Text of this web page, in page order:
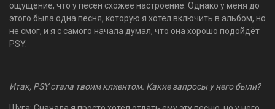
ощущение, что у песен схожее настроение. Однако у меня до
этого была одна песня, которую я хотел включить в альбом, но
не смог, и я с самого начала думал, что она хорошо подойдёт
PSY.
Итак, PSY стала твоим клиентом. Какие запросы у него были?